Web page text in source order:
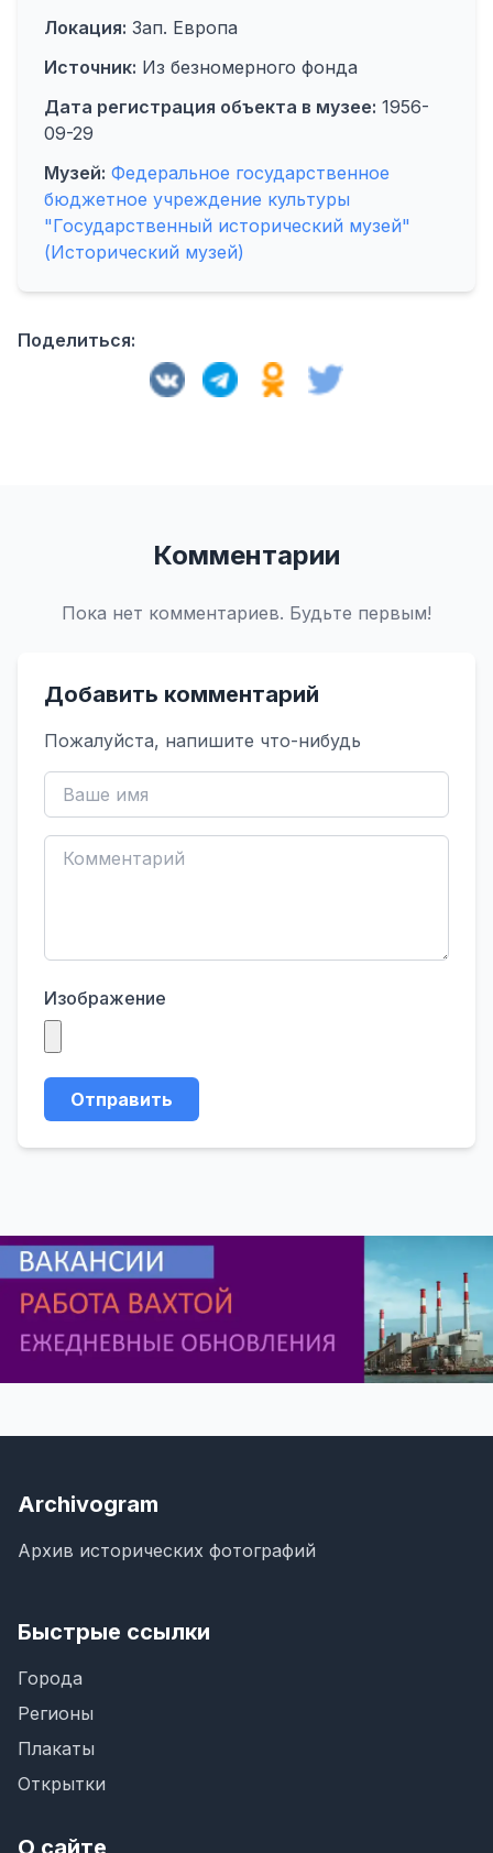
Локация: Зап. Европа
Источник: Из безномерного фонда
Дата регистрация объекта в музее: 1956-
09-29
Музей: Федеральное государственное
бюджетное учреждение культуры
"Государственный исторический музей"
(Исторический музей)
Поделиться:
Комментарии
Пока нет комментариев. Будьте первым!
Добавить комментарий
Пожалуйста, напишите что-нибудь
Изображение
Отправить
Archivogram
Архив исторических фотографий
Быстрые ссылки
Города
Регионы
Плакаты
Открытки
О сайте